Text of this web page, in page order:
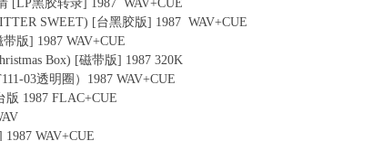
[LP黑胶转录] 1987 WAV+CUE
SWEET) [台黑胶版] 1987 WAV+CUE
版] 1987 WAV+CUE
Box) [磁带版] 1987 320K
03透明圈）1987 WAV+CUE
版 1987 FLAC+CUE
WAV+CUE